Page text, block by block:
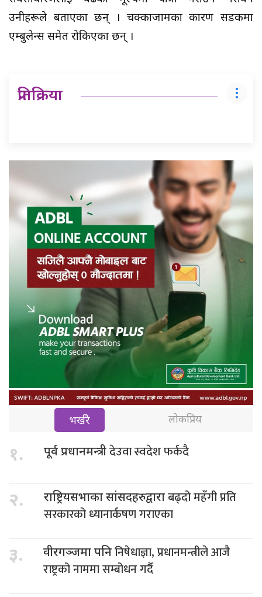
उनीहरूले बताएका छन् । चक्काजामका कारण सडकमा
एम्बुलेन्स समेत रोकिएका छन् ।
प्रतिक्रिया
भर्खरै लोकप्रिय
१. पूर्व प्रधानमन्त्रीदेउवा स्वदेश फर्कदै
२. राष्ट्रियसभाका सांसदहरुद्वाराबढ्दो महँगी प्रति
सरकारको ध्यानार्कषण गराएका
३. वीरगञ्जमा पनिनिषेधाज्ञा, प्रधानमन्त्रीले आजै
राष्ट्रको नाममा सम्बोधन गर्दै